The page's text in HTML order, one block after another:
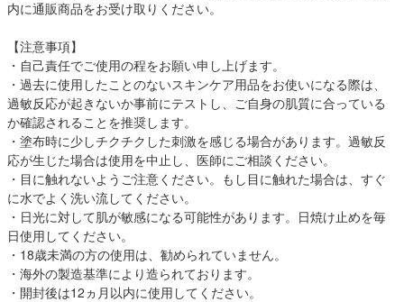
内に通販商品をお受け取りください。
【注意事項】
・自己責任でご使用の程をお願い申し上げます。
・過去に使用したことのないスキンケア用品をお使いになる際は、
過敏反応が起きないか事前にテストし、ご自身の肌質に合っている
か確認されることを推奨します。
・塗布時に少しチクチクした刺激を感じる場合があります。過敏反
応が生じた場合は使用を中止し、医師にご相談ください。
・目に触れないようご注意ください。もし目に触れた場合は、すぐ
に水でよく洗い流してください。
・日光に対して肌が敏感になる可能性があります。日焼け止めを毎
日使用してください。
・18歳未満の方の使用は、勧められていません。
・海外の製造基準により造られております。
・開封後は12ヵ月以内に使用してください。